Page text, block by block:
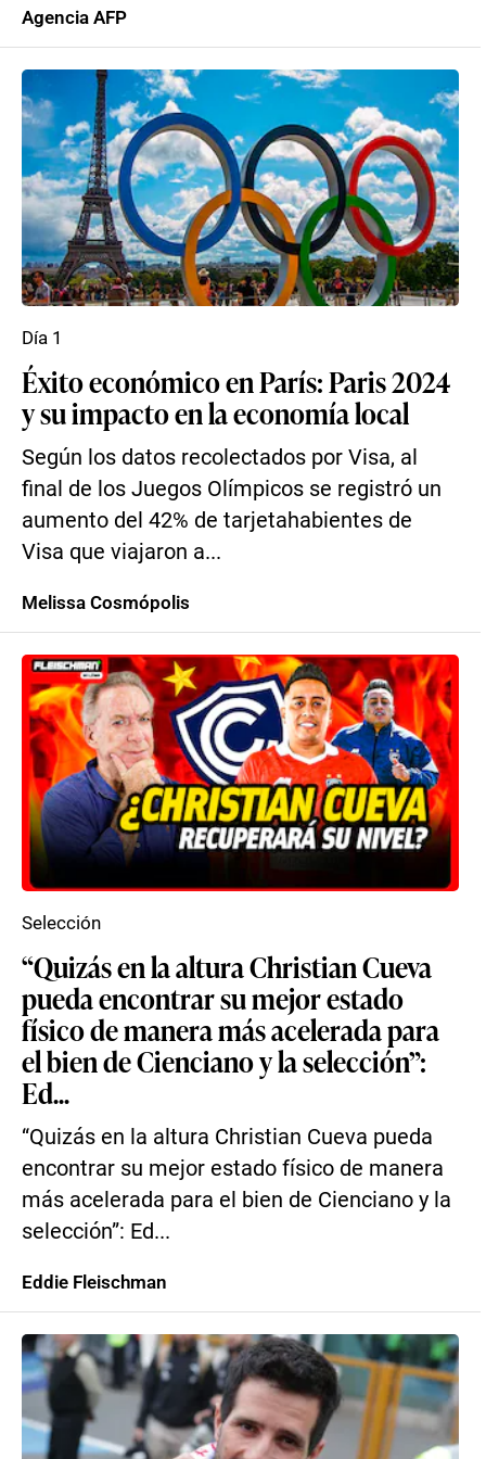
Agencia AFP
Éxito económico en París: Paris 2024
y su impacto en la economía local
Según los datos recolectados por Visa, al
final de los Juegos Olímpicos se registró un
aumento del 42% de tarjetahabientes de
Visa que viajaron a...
Día 1
Melissa Cosmópolis
“Quizás en la altura Christian Cueva
pueda encontrar su mejor estado
físico de manera más acelerada para
el bien de Cienciano y la selección”:
Ed...
“Quizás en la altura Christian Cueva pueda
encontrar su mejor estado físico de manera
más acelerada para el bien de Cienciano y la
selección”: Ed...
Selección
Eddie Fleischman